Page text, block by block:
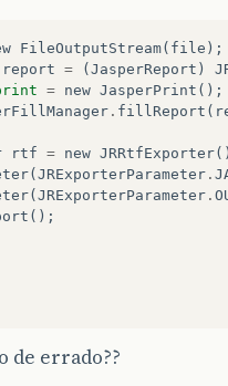
FileOutputStream( file );
report = ( JasperReport )
= new JasperPrint ();
. fillReport (
rtf = new JRRtfExporter
( JRExporterParameter .
( JRExporterParameter .
();
de errado??